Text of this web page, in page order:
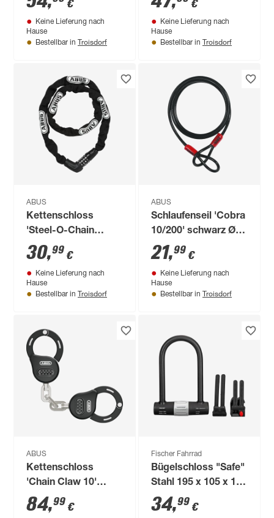
€
Keine Lieferung nach
Hause
Bestellbar in Troisdorf
cm €
Keine Lieferung nach
Hause
Bestellbar in Troisdorf
ABUS
Kettenschloss
'Steel-O-Chain
5805C' schwarz Ø
0,5 x 110 cm
30,99 €
Keine Lieferung nach
Hause
Bestellbar in Troisdorf
ABUS
Schlaufenseil 'Cobra
10/200' schwarz Ø 1
x 200 cm
21,99 €
Keine Lieferung nach
Hause
Bestellbar in Troisdorf
ABUS
Kettenschloss
'Chain Claw 10'
schwarz Ø 0,7 x 10
cm
84,99 €
Fischer Fahrrad
Bügelschloss "Safe"
Stahl 195 x 105 x 16
mm
34,99 €